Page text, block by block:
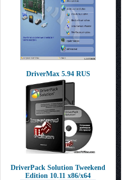
DriverMax 5.94 RUS
DriverPack Solution Tweekend
Edition 10.11 x86/x64